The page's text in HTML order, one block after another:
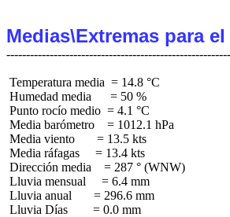
Medias\Extremas para
Temperatura media  = 14.8 °C
Humedad media      = 50 %
Punto rocío medio  = 4.1 °C
Media barómetro    = 1012.1 hPa
Media viento       = 13.5 kts
Media ráfagas     = 13.4 kts
Dirección media    = 287 ° (WNW)
Lluvia mensual     = 6.4 mm
Lluvia anual       = 296.6 mm
Lluvia Días        = 0.0 mm